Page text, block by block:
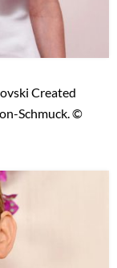
Created
Schmuck. ©